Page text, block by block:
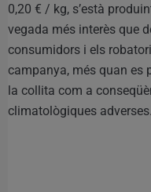
0,20 € / kg, s’està
vegada més interès que
consumidors i els
campanya, més quan es
la collita com a
climatològiques adverses.